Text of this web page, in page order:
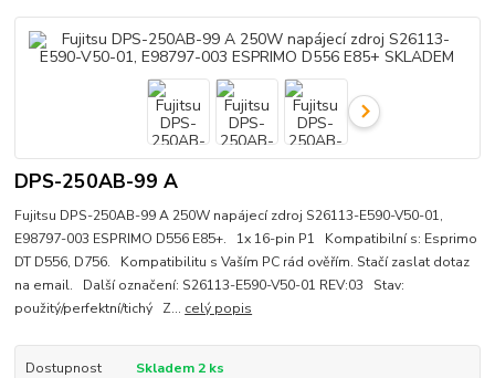
DPS-250AB-99 A
Fujitsu DPS-250AB-99 A 250W napájecí zdroj S26113-E590-V50-01,
E98797-003 ESPRIMO D556 E85+. 1x 16-pin P1 Kompatibilní s: Esprimo
DT D556, D756. Kompatibilitu s Vaším PC rád ověřím. Stačí zaslat dotaz
na email. Další označení: S26113-E590-V50-01 REV:03 Stav:
použitý/perfektní/tichý Z... celý popis
Dostupnost Skladem 2 ks